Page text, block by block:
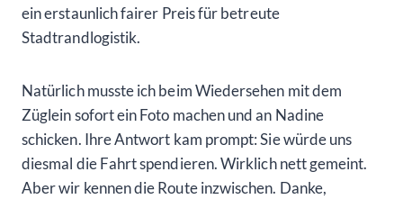
ein erstaunlich fairer Preis für betreute
Stadtrandlogistik.
Natürlich musste ich beim Wiedersehen mit dem
Züglein sofort ein Foto machen und an Nadine
schicken. Ihre Antwort kam prompt: Sie würde uns
diesmal die Fahrt spendieren. Wirklich nett gemeint.
Aber wir kennen die Route inzwischen. Danke,